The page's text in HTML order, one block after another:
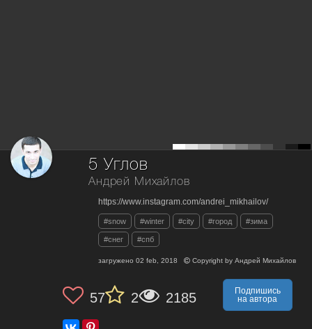
5 Углов
Андрей Михайлов
https://www.instagram.com/andrei_mikhailov/
#snow #winter #city #город #зима
#снег #спб
загружено 02 feb, 2018 Copyright by Андрей Михайлов
57 2 2185
Подпишись
на автора